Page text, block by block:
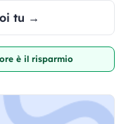
tu →
è il risparmio